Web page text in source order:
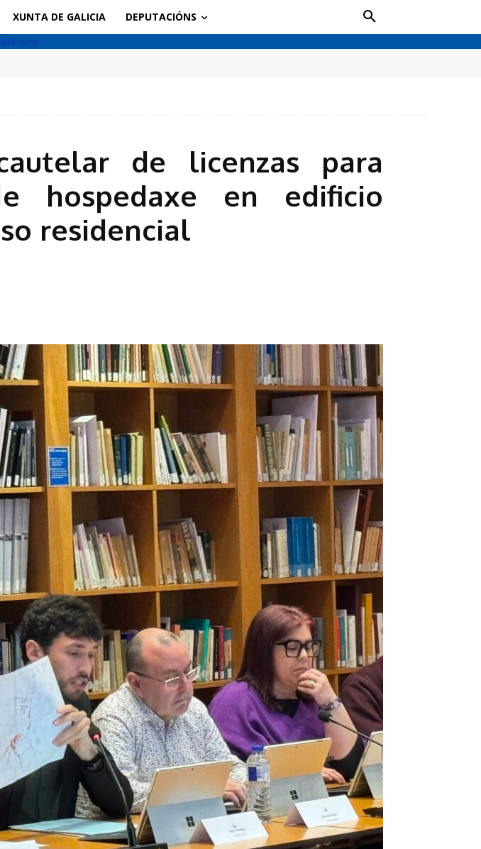
XUNTA DE GALICIA DEPUTACIÓNS
de licenzas para
hospedaxe en edificio
residencial